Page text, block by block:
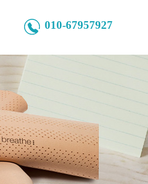
010-67957927